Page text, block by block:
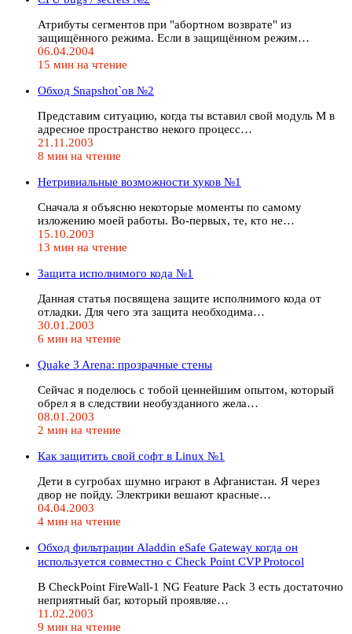
Атрибуты сегментов при "абортном возврате" из
защищённого режима. Если в защищённом режим…
06.04.2004
15 мин на чтение
Обход Snapshot`ов №2
Представим ситуацию, когда ты вставил свой модуль М в
адресное пространство некого процесс…
21.11.2003
8 мин на чтение
Нетривиальные возможности хуков №1
Сначала я объясню некоторые моменты по самому
изложению моей работы. Во-первых, те, кто не…
15.10.2003
13 мин на чтение
Защита исполнимого кода №1
Данная статья посвящена защите исполнимого кода от
отладки. Для чего эта защита необходима…
30.01.2003
6 мин на чтение
Quake 3 Arena: прозрачные стены
Сейчас я поделюсь с тобой ценнейшим опытом, который
обрел я в следствии необузданного жела…
08.01.2003
2 мин на чтение
Как защитить свой софт в Linux №1
Дети в сугробах шумно играют в Афганистан. Я через
двор не пойду. Электрики вешают красные…
04.04.2003
4 мин на чтение
Обход фильтрации Aladdin eSafe Gateway когда он
используется совместно с Check Point CVP Protocol
В CheckPoint FireWall-1 NG Feature Pack 3 есть достаточно
неприятный баг, который проявляе…
11.02.2003
9 мин на чтение